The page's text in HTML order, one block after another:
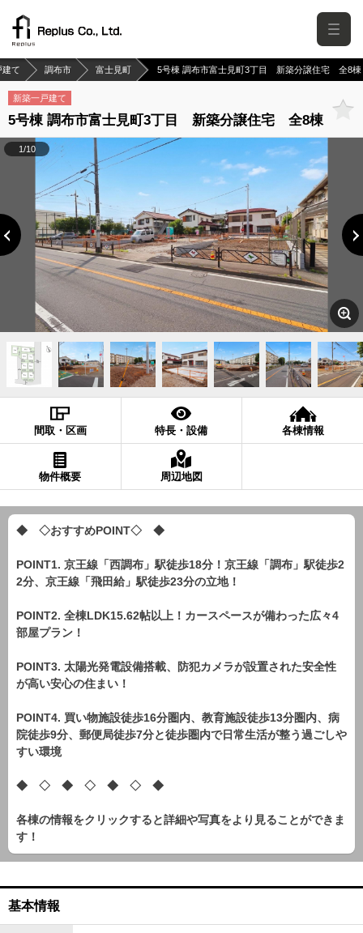
建て 調布市 富士見町 5号棟 調布市富士見町3丁目 新築分譲住宅 全8棟
新築一戸建て
5号棟 調布市富士見町3丁目 新築分譲住宅 全8棟
1/10
間取・区画 特長・設備 各棟情報
物件概要 周辺地図
◆ ◇おすすめPOINT◇ ◆
POINT1. 京王線「西調布」駅徒歩18分！京王線「調布」駅徒歩2
2分、京王線「飛田給」駅徒歩23分の立地！
POINT2. 全棟LDK15.62帖以上！カースペースが備わった広々4
部屋プラン！
POINT3. 太陽光発電設備搭載、防犯カメラが設置された安全性
が高い安心の住まい！
POINT4. 買い物施設徒歩16分圏内、教育施設徒歩13分圏内、病
院徒歩9分、郵便局徒歩7分と徒歩圏内で日常生活が整う過ごしや
すい環境
◆ ◇ ◆ ◇ ◆ ◇ ◆
各棟の情報をクリックすると詳細や写真をより見ることができま
す！
基本情報